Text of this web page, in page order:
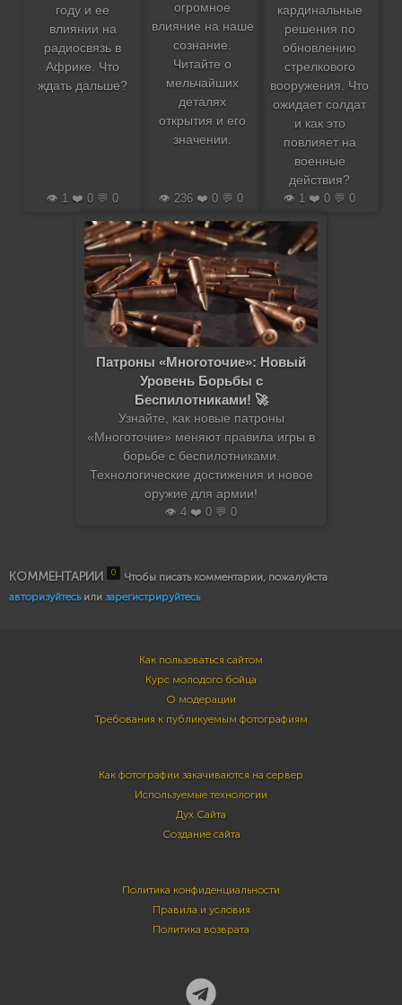
году и ее
влиянии на
радиосвязь в
Африке. Что
ждать дальше?
👁️ 1 ❤️ 0 💬 0
огромное
влияние на наше
сознание.
Читайте о
мельчайших
деталях
открытия и его
значении.
👁️ 236 ❤️ 0 💬 0
кардинальные
решения по
обновлению
стрелкового
вооружения. Что
ожидает солдат
и как это
повлияет на
военные
действия?
👁️ 1 ❤️ 0 💬 0
Патроны «Многоточие»: Новый
Уровень Борьбы с
Беспилотниками! 🚀
Узнайте, как новые патроны
«Многоточие» меняют правила игры в
борьбе с беспилотниками.
Технологические достижения и новое
оружие для армии!
👁️ 4 ❤️ 0 💬 0
КОММЕНТАРИИ 0
Чтобы писать комментарии, пожалуйста
авторизуйтесьили зарегистрируйтесь
Как пользоваться сайтом
Курс молодого бойца
О модерации
Требования к публикуемым фотографиям
Как фотографии закачиваются на сервер
Используемые технологии
Дух Сайта
Создание сайта
Политика конфиденциальности
Правила и условия
Политика возврата